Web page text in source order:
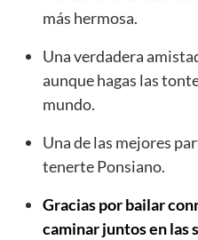
más hermosa.
Una verdadera
aunque hagas las
mundo.
Una de las mejores
tenerte Ponsiano.
Gracias por bailar
caminar juntos en las